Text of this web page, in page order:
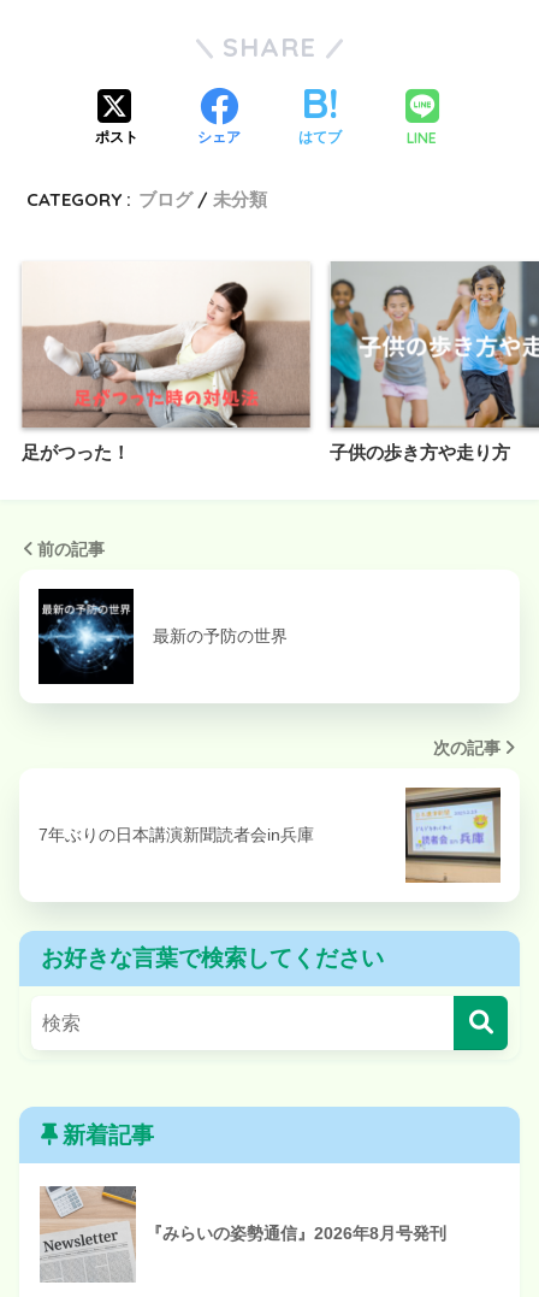
SHARE
ポスト シェア はてブ LINE
CATEGORY : ブログ 未分類
足がつった！ 子供の歩き方や走り方
前の記事
最新の予防の世界
次の記事
7年ぶりの日本講演新聞読者会in兵庫
お好きな言葉で検索してください
新着記事
『みらいの姿勢通信』2026年8月号発刊